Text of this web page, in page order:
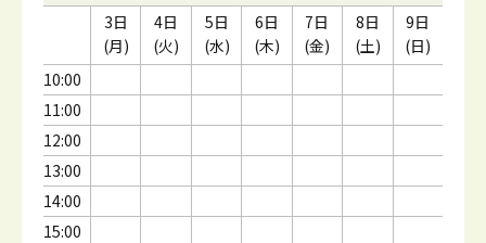
10:00
11:00
12:00
13:00
14:00
15:00
3日
(月)
4日
(火)
5日
(水)
6日
(木)
7日
(金)
8日
(土)
9日
(日)